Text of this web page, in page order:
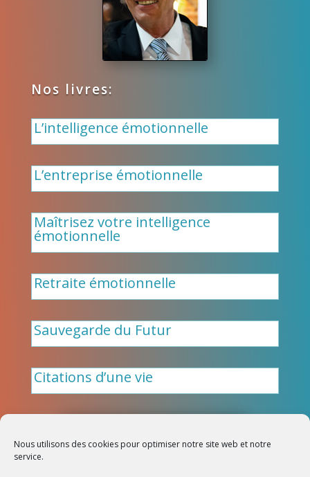
Nous utilisons des cookies pour optimiser notre site web et notre
service.
Nos livres:
L’intelligence émotionnelle
L’entreprise émotionnelle
Maîtrisez votre intelligence
émotionnelle
Retraite émotionnelle
Sauvegarde du Futur
Citations d’une vie